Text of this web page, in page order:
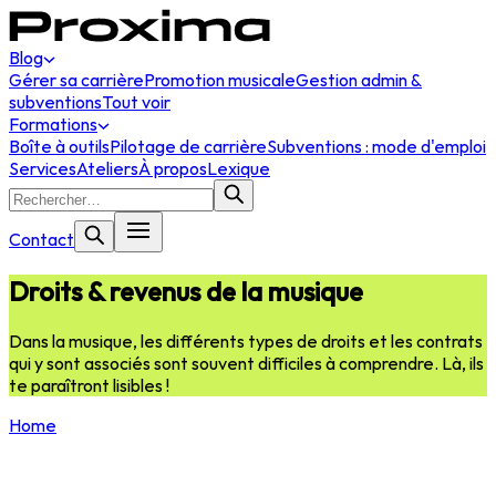
Blog
Gérer sa carrièrePromotion musicaleGestion admin &
subventionsTout voir
Formations
Boîte à outilsPilotage de carrièreSubventions : mode d'emploi
ServicesAteliersÀ proposLexique
Contact
Droits & revenus de la musique
Dans la musique, les différents types de droits et les contrats
qui y sont associés sont souvent difficiles à comprendre. Là, ils
te paraîtront lisibles !
Home